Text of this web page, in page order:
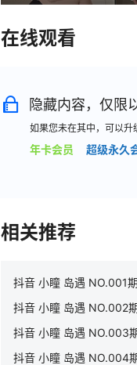
在线观看
隐藏内容，仅限
如果您未在其中，可以升
年卡会员 超级永久
相关推荐
抖音 小瞳 岛遇 NO.001
抖音 小瞳 岛遇 NO.002
抖音 小瞳 岛遇 NO.003
抖音 小瞳 岛遇 NO.004